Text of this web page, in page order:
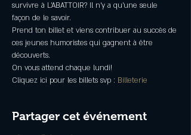
survivre à L'ABATTOIR? Il n'y a qu'une seule
façon de le savoir.
Prend ton billet et viens contribuer au succès de
ces jeunes humoristes qui gagnent à être
découverts.
On vous attend chaque lundi!
Cliquez ici pour les billets svp : Billeterie
Partager cet événement